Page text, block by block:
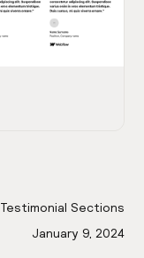
Testimonial Sections
January 9, 2024